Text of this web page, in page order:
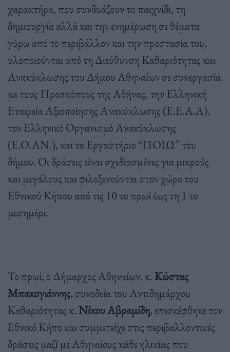
χαρακτήρα, που συνδυάζουν το παιχνίδι, τη
δημιουργία αλλά και την ενημέρωση σε θέματα
γύρω από το περιβάλλον και την προστασία του,
υλοποιούνται από τη Διεύθυνση Καθαριότητας και
Ανακύκλωσης του Δήμου Αθηναίων σε συνεργασία
με τους Προσκόπους της Αθήνας, την Ελληνική
Εταιρεία Αξιοποίησης Ανακύκλωσης (Ε.Ε.Α.Α),
τον Ελληνικό Οργανισμό Ανακύκλωσης
(Ε.Ο.ΑΝ.), και το Εργαστήριο “ΠΟΙΩ” του
δήμου. Οι δράσεις είναι σχεδιασμένες για μικρούς
και μεγάλους και φιλοξενούνται στον χώρο του
Εθνικού Κήπου από τις 10 το πρωί έως τη 1 το
μεσημέρι.
Το πρωί, ο Δήμαρχος Αθηναίων, κ. Κώστας
Μπακογιάννης, συνοδεία του Αντιδημάρχου
Καθαριότητας κ.Νίκου Αβραμίδη, επισκέφθηκε τον
Εθνικό Κήπο και συμμετείχε στις περιβαλλοντικές
δράσεις μαζί με Αθηναίους κάθε ηλικίας που